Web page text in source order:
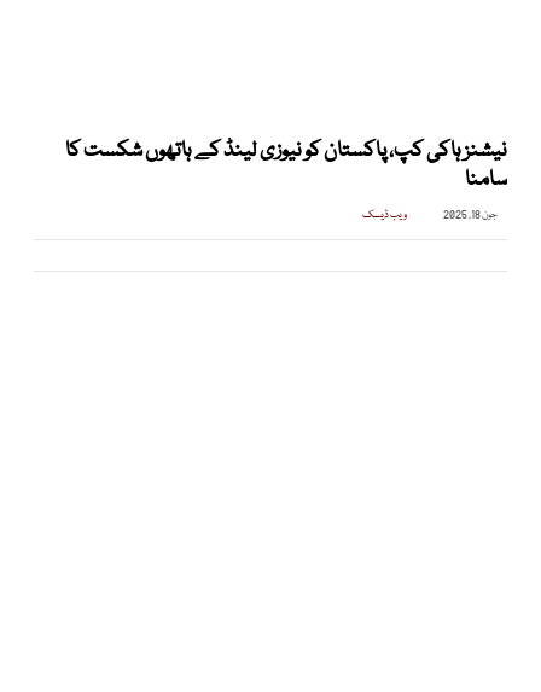
نیشنز ہاکی کپ، پاکستان کو نیوزی لینڈ کے ہاتھوں شکست کا
سامنا
جون 18, 2025 ویب ڈیسک